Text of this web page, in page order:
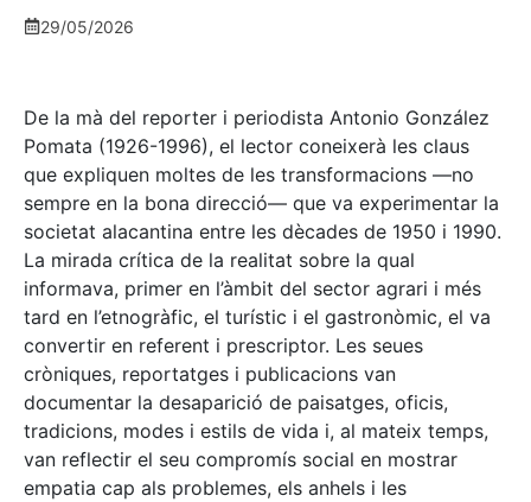
29/05/2026
De la mà del reporter i periodista Antonio González
Pomata (1926-1996), el lector coneixerà les claus
que expliquen moltes de les transformacions —no
sempre en la bona direcció— que va experimentar la
societat alacantina entre les dècades de 1950 i 1990.
La mirada crítica de la realitat sobre la qual
informava, primer en l’àmbit del sector agrari i més
tard en l’etnogràfic, el turístic i el gastronòmic, el va
convertir en referent i prescriptor. Les seues
cròniques, reportatges i publicacions van
documentar la desaparició de paisatges, oficis,
tradicions, modes i estils de vida i, al mateix temps,
van reflectir el seu compromís social en mostrar
empatia cap als problemes, els anhels i les